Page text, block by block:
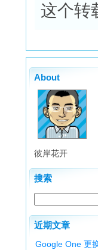
这个转
About
彼岸花开
搜索
近期文章
Google One 更